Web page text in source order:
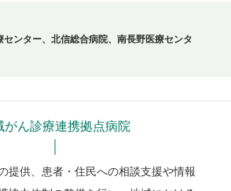
ンター、北信総合病院、南長野医療センタ
がん診療連携拠点病院
提供、患者・住民への相談支援や情報